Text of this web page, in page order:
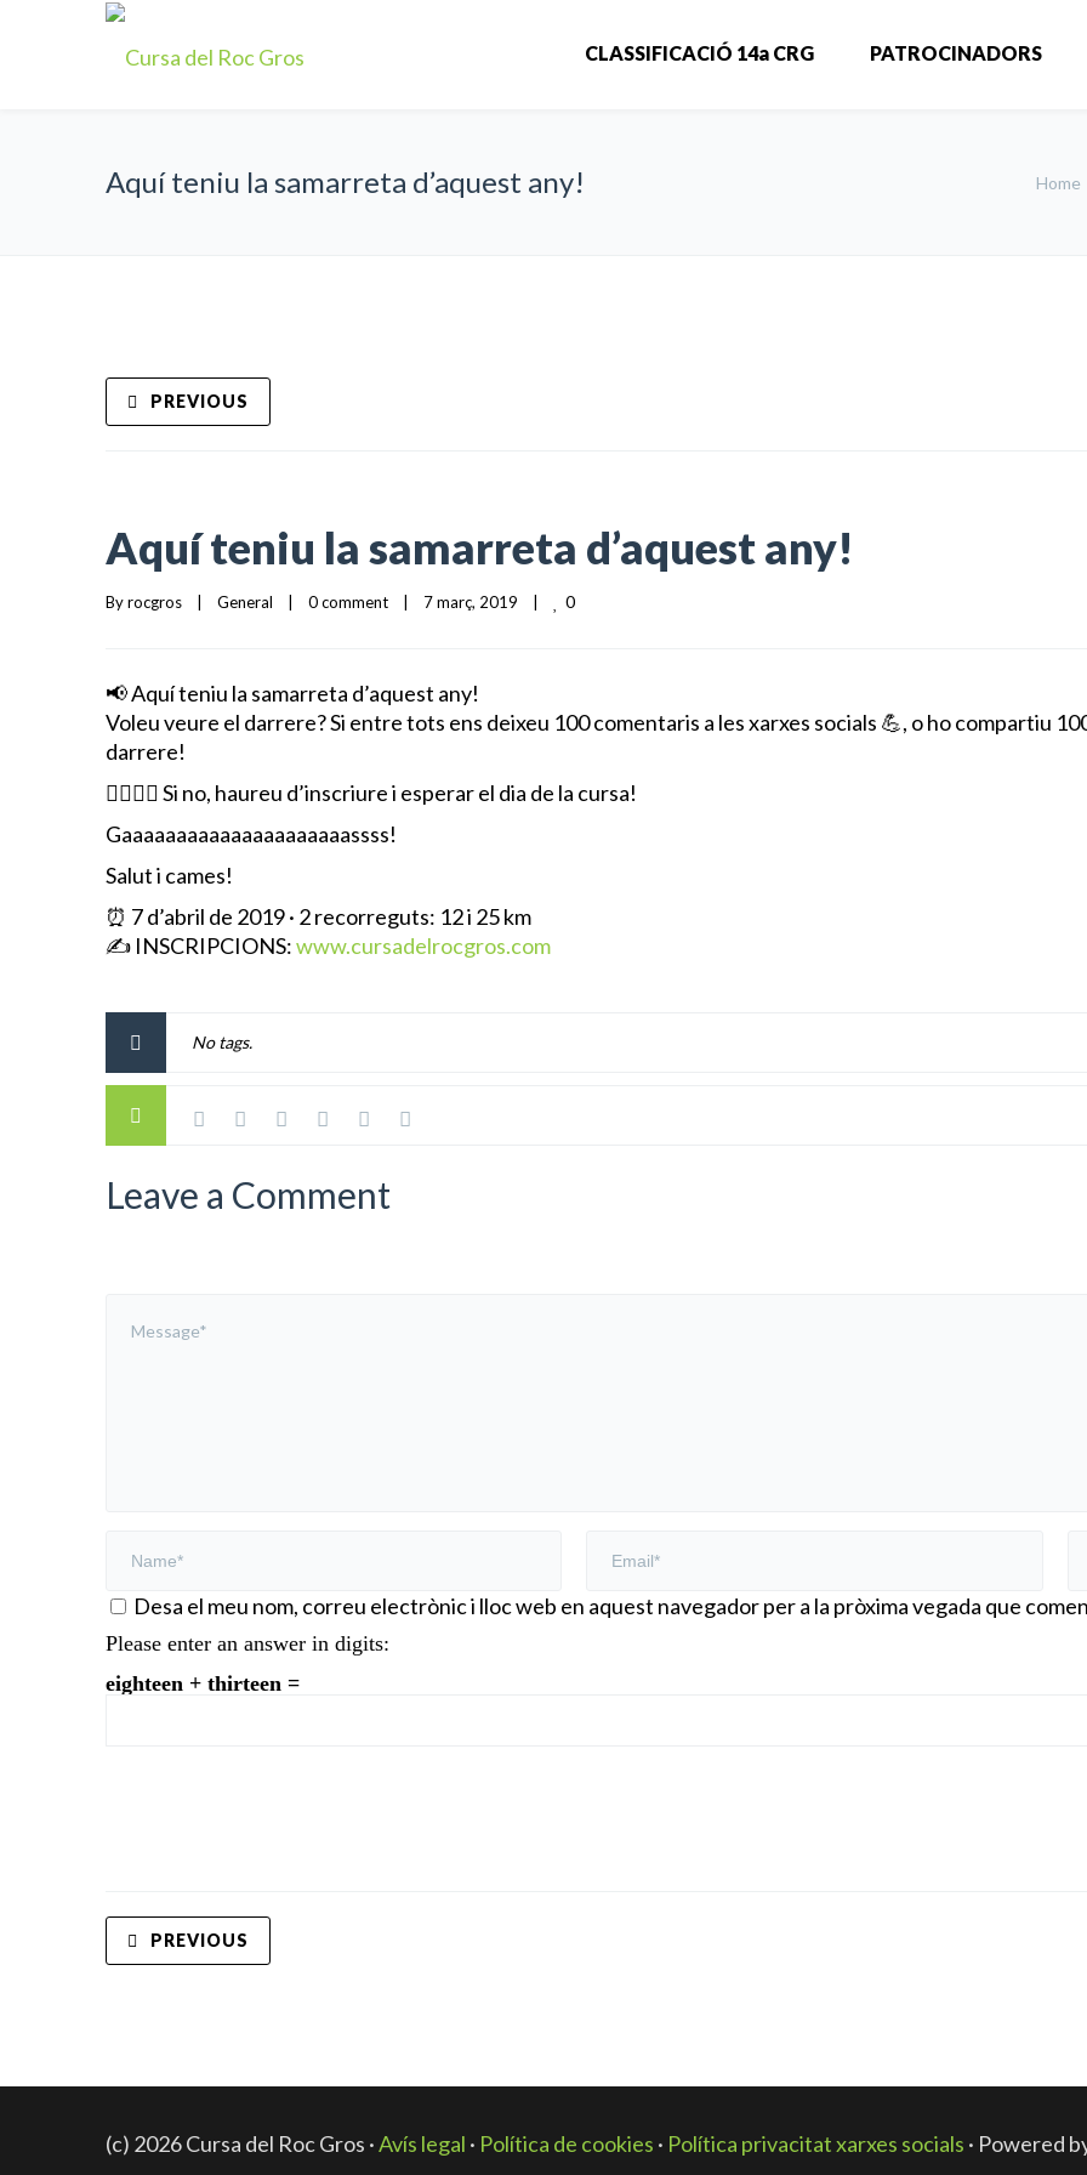
CLASSIFICACIÓ 14a CRG PATROCINADORS
Aquí teniu la samarreta d’aquest any! Home
PREVIOUS
Aquí teniu la samarreta d’aquest any!
By rocgros General 0 comment 7 març, 2019 0
📢Aquí teniu la samarreta d’aquest any!
Voleu veure el darrere? Si entre tots ens deixeu 100 comentaris a les xarxes socials 💪, o ho compartiu
darrere!
🤷‍♀️🤷‍♂️Si no, haureu d’inscriure i esperar el dia de la cursa!
Gaaaaaaaaaaaaaaaaaaaaassss!
Salut i cames!
⏰ 7 d’abril de 2019 · 2 recorreguts: 12 i 25 km
✍️ INSCRIPCIONS:www.cursadelrocgros.com
No tags.
Leave a Comment
Desa el meu nom, correu electrònic i lloc web en aquest navegador per a la pròxima vegada que
Please enter an answer in digits:
eighteen + thirteen =
PREVIOUS
(c) 2026 Cursa del Roc Gros ·Avís legal · Política de cookies · Política privacitat xarxes socials · Powered